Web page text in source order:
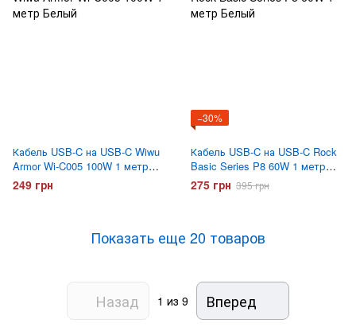
Кабель USB-C на USB-C Wiwu
Armor Wi-C005 100W 1 метр
Белый
249 грн
−30%
Кабель USB-C на USB-C Rock
Basic Series P8 60W 1 метр
Белый
275 грн 395 грн
Показать еще 20 товаров
Назад 1 из 9 Вперед